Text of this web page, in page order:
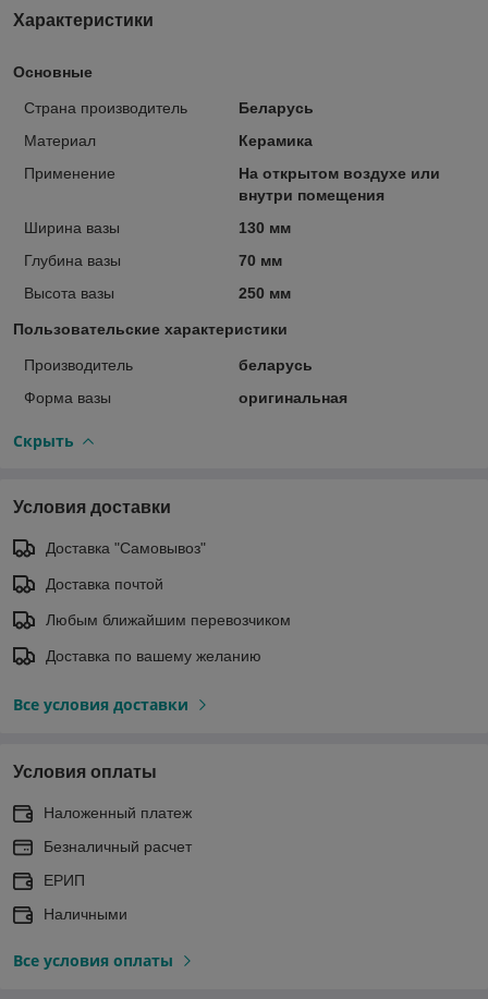
Характеристики
Основные
Страна производитель
Беларусь
Материал
Керамика
Применение
На открытом воздухе или
внутри помещения
Ширина вазы
130 мм
Глубина вазы
70 мм
Высота вазы
250 мм
Пользовательские характеристики
Производитель
беларусь
Форма вазы
оригинальная
Скрыть
Условия доставки
Доставка "Самовывоз"
Доставка почтой
Любым ближайшим перевозчиком
Доставка по вашему желанию
Все условия доставки
Условия оплаты
Наложенный платеж
Безналичный расчет
ЕРИП
Наличными
Все условия оплаты